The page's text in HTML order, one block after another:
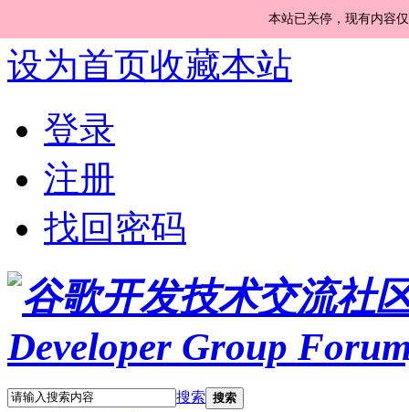
本站已关停，现有内容
设为首页收藏本站
登录
注册
找回密码
搜索 搜索